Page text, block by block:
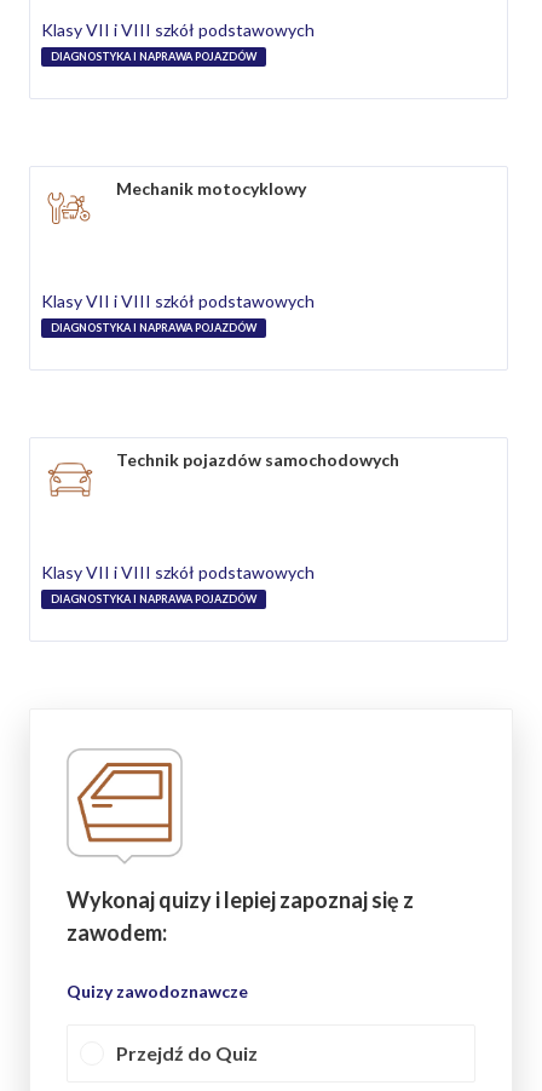
Klasy VII i VIII szkół podstawowych
DIAGNOSTYKA I NAPRAWA POJAZDÓW
Mechanik motocyklowy
Klasy VII i VIII szkół podstawowych
DIAGNOSTYKA I NAPRAWA POJAZDÓW
Technik pojazdów samochodowych
Klasy VII i VIII szkół podstawowych
DIAGNOSTYKA I NAPRAWA POJAZDÓW
Wykonaj quizy i lepiej zapoznaj się z
zawodem:
Quizy zawodoznawcze
Przejdź do Quiz